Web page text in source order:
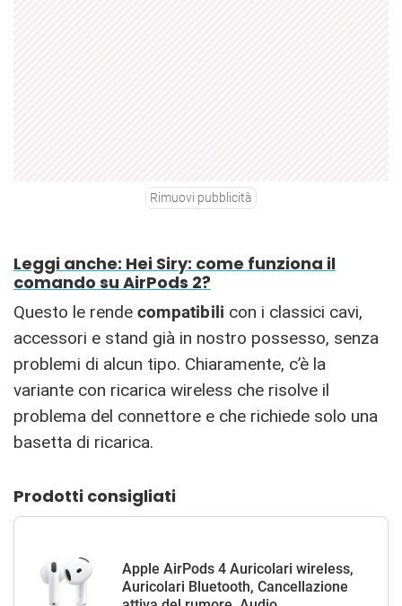
Rimuovi pubblicità
Leggi anche: Hei Siry: come funziona il
comando su AirPods 2?
Questo le rende compatibili con i classici cavi,
accessori e stand già in nostro possesso, senza
problemi di alcun tipo. Chiaramente, c’è la
variante con ricarica wireless che risolve il
problema del connettore e che richiede solo una
basetta di ricarica.
Prodotti consigliati
Apple AirPods 4 Auricolari wireless,
Auricolari Bluetooth, Cancellazione